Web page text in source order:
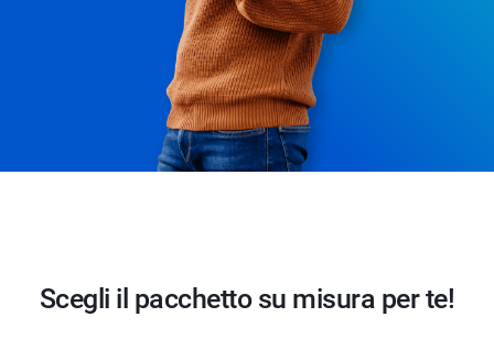
Scegli il pacchetto su misura per te!